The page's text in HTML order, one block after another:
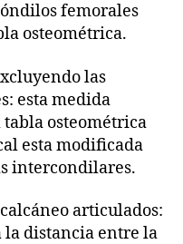
femorales
osteométrica.
las
esta medida
osteométrica
esta modificada
intercondilares.
articulados:
la distancia entre la